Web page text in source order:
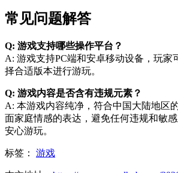
常见问题解答
Q: 游戏支持哪些操作平台？
A: 游戏支持PC端和安卓移动设备，玩家
择合适版本进行游玩。
Q: 游戏内容是否含有违规元素？
A: 本游戏内容纯净，符合中国大陆地区
面家庭情感的表达，避免任何违规和敏
安心游玩。
标签： 游戏